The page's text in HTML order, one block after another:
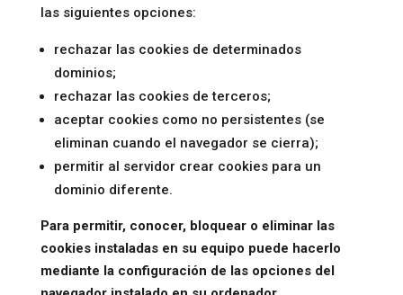
las siguientes opciones:
rechazar las cookies de determinados
dominios;
rechazar las cookies de terceros;
aceptar cookies como no persistentes (se
eliminan cuando el navegador se cierra);
permitir al servidor crear cookies para un
dominio diferente.
Para permitir, conocer, bloquear o eliminar las
cookies instaladas en su equipo puede hacerlo
mediante la configuración de las opciones del